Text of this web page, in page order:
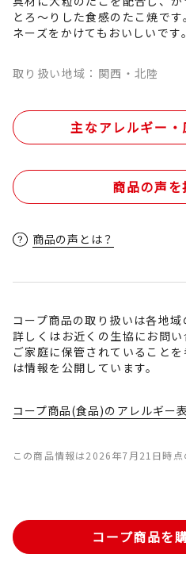
とろ～りした食感のたこ焼で
ネーズをかけてもおいしいです。
取り扱い地域：関西・北陸
主なアレルギー
商品の声を
商品の声とは？
コープ商品の取り扱いは各地域
詳しくはお近くの生協にお問い
ご家庭に保管されていること
は情報を公開しています。
コープ商品(食品)のアレルギー
この商品情報は2026年7月21日時点
コープ商品を